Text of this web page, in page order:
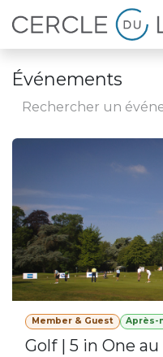
Se rendre au contenu
Événements
Member & Guest Après-
Golf | 5 in One